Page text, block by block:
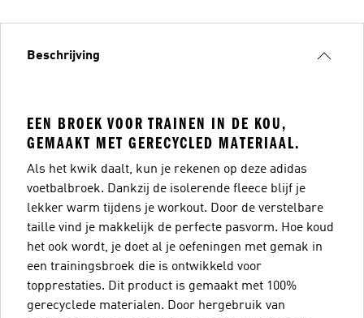
Beschrijving
EEN BROEK VOOR TRAINEN IN DE KOU,
GEMAAKT MET GERECYCLED MATERIAAL.
Als het kwik daalt, kun je rekenen op deze adidas
voetbalbroek. Dankzij de isolerende fleece blijf je
lekker warm tijdens je workout. Door de verstelbare
taille vind je makkelijk de perfecte pasvorm. Hoe koud
het ook wordt, je doet al je oefeningen met gemak in
een trainingsbroek die is ontwikkeld voor
topprestaties. Dit product is gemaakt met 100%
gerecyclede materialen. Door hergebruik van